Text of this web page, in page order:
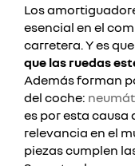
Los
esencial en el
carretera. Y es
que las ruedas
Además forman
del coche:
es por esta causa
relevancia en el
piezas cumplen